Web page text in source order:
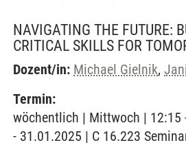
NAVIGATING THE FUTURE:
CRITICAL SKILLS FOR
Dozent/in: Michael Gielnik,
Termin:
wöchentlich | Mittwoch | 12:15
- 31.01.2025 | C 16.223